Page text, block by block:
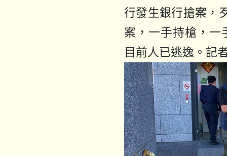
行發生銀行搶案，
案，一手持槍，一
目前人已逃逸。記